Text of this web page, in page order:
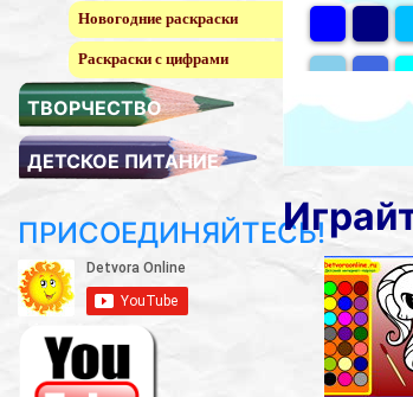
Новогодние раскраски
Раскраски с цифрами
ТВОРЧЕСТВО
ДЕТСКОЕ ПИТАНИЕ
ПРИСОЕДИНЯЙТЕСЬ!